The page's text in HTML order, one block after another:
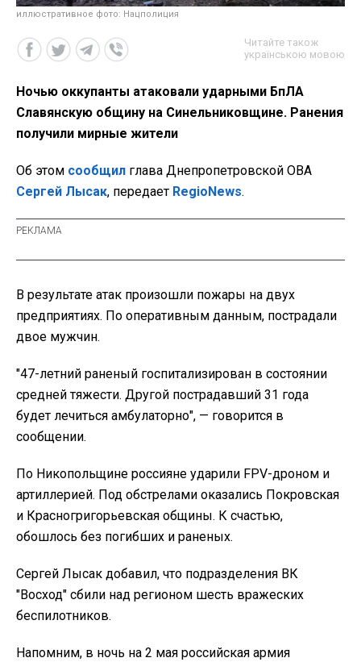
иллюстративное фото: Нацполиция
Читайте також
українською мовою
Ночью оккупанты атаковали ударными БпЛА
Славянскую общину на Синельниковщине. Ранения
получили мирные жители
Об этом сообщил глава Днепропетровской ОВА
Сергей Лысак, передает RegioNews.
В результате атак произошли пожары на двух
предприятиях. По оперативным данным, пострадали
двое мужчин.
"47-летний раненый госпитализирован в состоянии
средней тяжести. Другой пострадавший 31 года
будет лечиться амбулаторно", — говорится в
сообщении.
По Никопольщине россияне ударили FPV-дроном и
артиллерией. Под обстрелами оказались Покровская
и Красногригорьевская общины. К счастью,
обошлось без погибших и раненых.
Сергей Лысак добавил, что подразделения ВК
"Восход" сбили над регионом шесть вражеских
беспилотников.
Напомним, в ночь на 2 мая российская армия